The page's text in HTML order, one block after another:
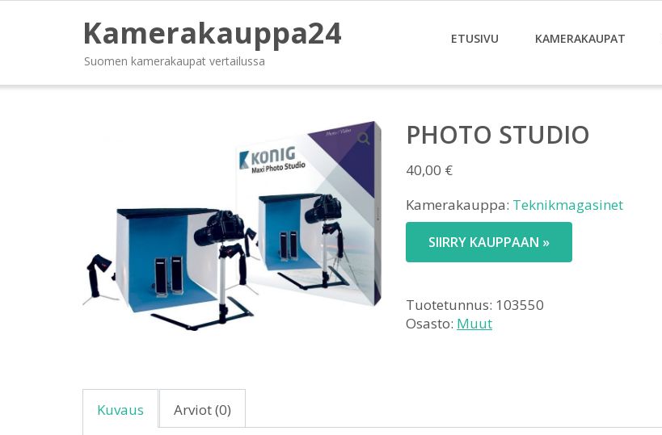
Kamerakauppa24
Suomen kamerakaupat vertailussa
ETUSIVU KAMERAKAUPAT
PHOTO STUDIO
40,00 €
Kamerakauppa: Teknikmagasinet
SIIRRY KAUPPAAN »
Tuotetunnus: 103550
Osasto: Muut
Kuvaus Arviot (0)